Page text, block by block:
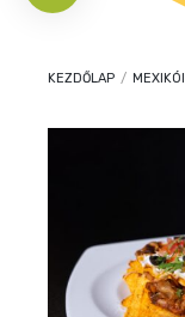
KEZDŐLAP / MEXIKÓI